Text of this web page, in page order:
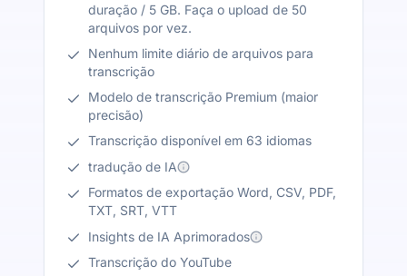
duração / 5 GB. Faça o upload de 50
arquivos por vez.
Nenhum limite diário de arquivos para
transcrição
Modelo de transcrição Premium (maior
precisão)
Transcrição disponível em 63 idiomas
tradução de IA
Formatos de exportação Word, CSV, PDF,
TXT, SRT, VTT
Insights de IA Aprimorados
Transcrição do YouTube